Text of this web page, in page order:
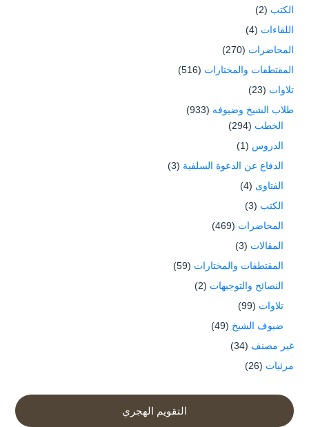
الكتب (2)
اللقاءات (4)
المحاضرات (270)
المقتطفات والمختارات (516)
تلاوات (23)
طلاب الشيخ وضيوفه (933)
الخطب (294)
الدروس (1)
الدفاع عن الدعوة السلفية (3)
الفتاوى (4)
الكتب (3)
المحاضرات (469)
المقالات (3)
المقتطفات والمختارات (59)
النصائح والتوجيهات (2)
تلاوات (99)
ضيوف الشيخ (49)
غير مصنف (34)
مرئيات (26)
التقويم الهجري